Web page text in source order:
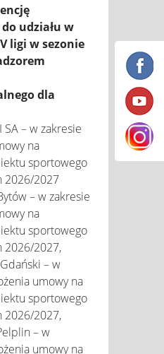
udziału w
ligi w sezonie
dla
SA – w zakresie
na
sportowego
2026/2027
– w zakresie
na
sportowego
2026/2027,
– w
umowy na
sportowego
2026/2027,
– w
umowy na